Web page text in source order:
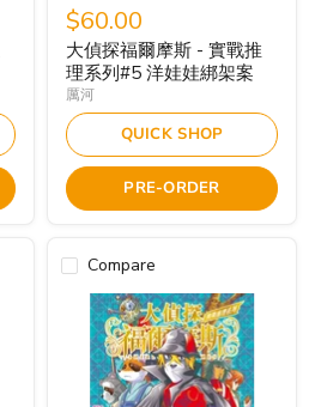
$60.00
大偵探福爾摩斯 - 實戰推
理系列#5 洋娃娃綁架案
厲河
QUICK SHOP
PRE-ORDER
Compare